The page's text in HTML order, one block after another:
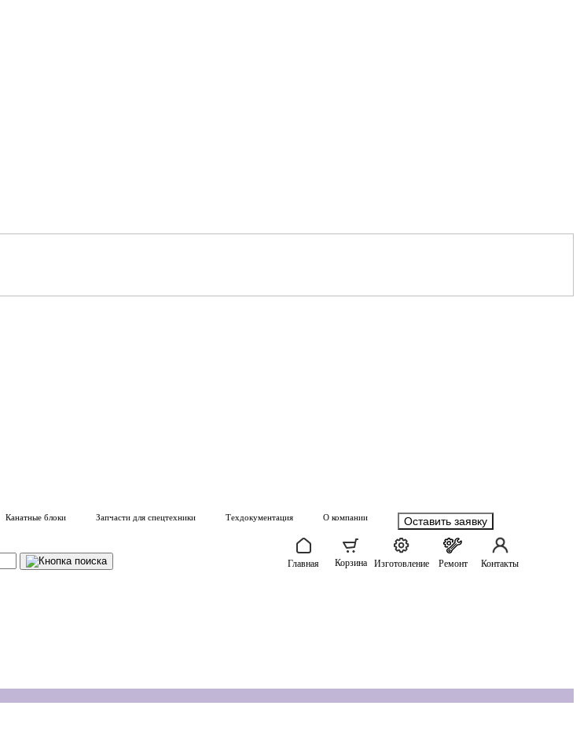
Канатные блоки Запчасти для спецтехники Техдокументация О компании Оставить заявку
Главная Корзина Изготовление Ремонт Контакты